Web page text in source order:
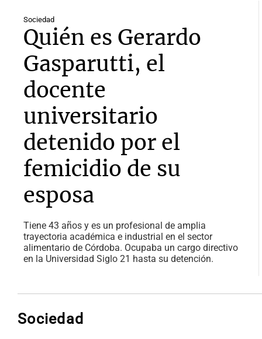
Sociedad
Quién es Gerardo
Gasparutti, el
docente
universitario
detenido por el
femicidio de su
esposa
Tiene 43 años y es un profesional de amplia
trayectoria académica e industrial en el sector
alimentario de Córdoba. Ocupaba un cargo directivo
en la Universidad Siglo 21 hasta su detención.
Sociedad